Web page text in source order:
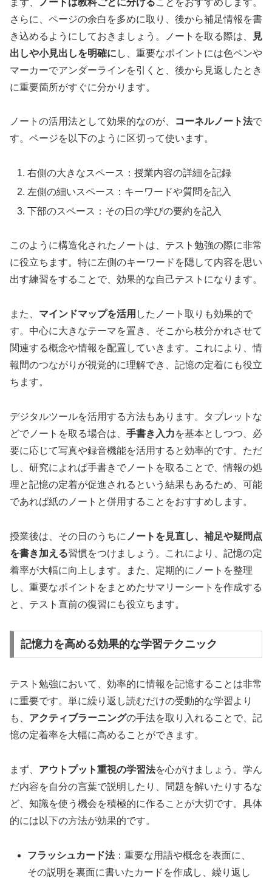
さらに、ページの余白を多めに取り、後から補足情報を書
き込めるようにしておきましょう。ノートを取る際は、
見
出しや小見出しを明確に し、重要なポイントには色ペンや
マーカーでアンダーラインを引くと、後から見返したとき
に重要箇所がすぐに分かります。
ノートの活用法として効果的なのが、 コーネルノート法で
す。ページを以下のように区切って使います。
右側の大きなスペース：授業内容の詳細を記録
左側の細いスペース：キーワードや質問を記入
下部のスペース：その日の学びの要約を記入
このように構造化されたノートは、テスト勉強の際に非常
に役立ちます。特に左側のキーワードを隠して内容を思い
出す練習をすることで、効果的な自己テストになります。
また、 マインドマップを活用 したノート取りも効果的で
す。中心に大きなテーマを置き、そこから枝分かれさせて
関連する概念や情報を配置していきます。これにより、情
報間のつながりが視覚的に理解でき、記憶の定着にも役立
ちます。
デジタルツールを活用する方法もあります。タブレットな
どでノートを取る場合は、 手書き入力を基本としつつ、必
要に応じて写真や録音機能を活用すると効率的です。ただ
し、研究によれば手書きでノートを取ることで、情報の処
理と記憶の定着が促進されるという結果もあるため、可能
であれば紙のノートと併用することをおすすめします。
授業後は、その日のうちに ノートを見直し、補足や疑問点
を書き加える習慣をつけましょう。これにより、記憶の定
着率が大幅に向上します。また、定期的にノートを整理
し、重要なポイントをまとめたサマリーシートを作成する
と、テスト直前の復習にも役立ちます。
記憶力を高める効果的な学習テクニック
テスト勉強において、効率的に情報を記憶することは非常
に重要です。単に繰り返し読むだけの受動的な学習より
も、 アクティブラーニングの手法を取り入れることで、記
憶の定着率を大幅に高めることができます。
まず、 アウトプット重視の学習法を心がけましょう。学ん
だ内容を自分の言葉で説明したり、問題を解いたりするな
ど、知識を使う機会を積極的に作ることが大切です。具体
的には以下の方法が効果的です。
フラッシュカード法：重要な用語や概念を表面に、
その説明を裏面に書いたカードを作成し、繰り返し